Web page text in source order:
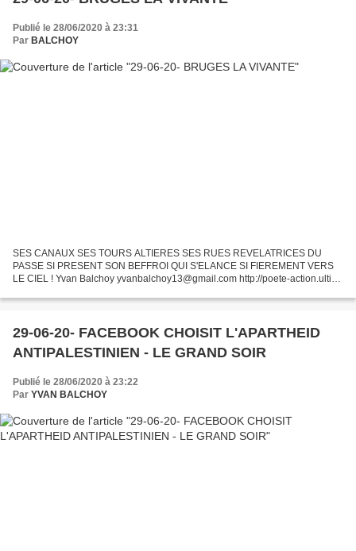
Publié le 28/06/2020 à 23:31
Par BALCHOY
SES CANAUX SES TOURS ALTIERES SES RUES REVELATRICES DU
PASSE SI PRESENT SON BEFFROI QUI S'ELANCE SI FIEREMENT VERS
LE CIEL ! Yvan Balchoy yvanbalchoy13@gmail.com http://poete-action.ultim-
29-06-20- FACEBOOK CHOISIT L'APARTHEID
ANTIPALESTINIEN - LE GRAND SOIR
Publié le 28/06/2020 à 23:22
Par YVAN BALCHOY